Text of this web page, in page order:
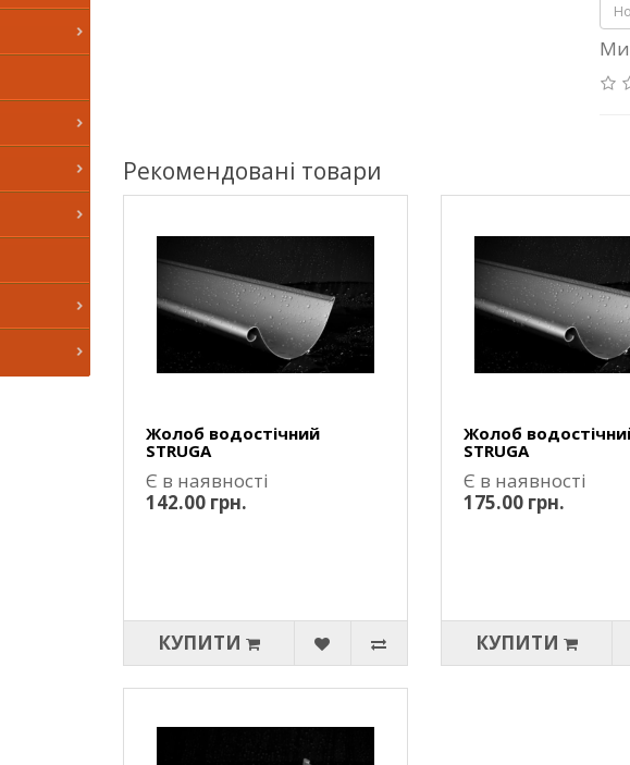
Ми
Рекомендовані товари
Жолоб водостічний
STRUGA
Є в наявності
142.00 грн.
КУПИТИ
Жолоб
STRUGA
Є в наявності
175.00 грн.
КУПИТИ